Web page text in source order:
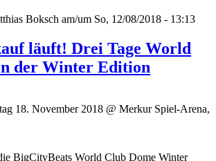
Boksch am/um So, 12/08/2018 - 13:13
läuft! Drei Tage World
der Winter Edition
18. November 2018 @ Merkur Spiel-Arena,
BigCityBeats World Club Dome Winter